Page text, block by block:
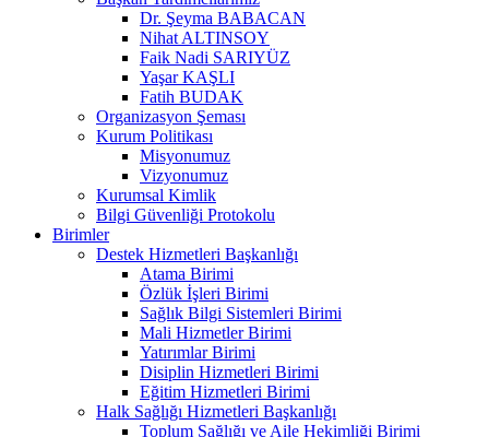
Dr. Şeyma BABACAN
Nihat ALTINSOY
Faik Nadi SARIYÜZ
Yaşar KAŞLI
Fatih BUDAK
Organizasyon Şeması
Kurum Politikası
Misyonumuz
Vizyonumuz
Kurumsal Kimlik
Bilgi Güvenliği Protokolu
Birimler
Destek Hizmetleri Başkanlığı
Atama Birimi
Özlük İşleri Birimi
Sağlık Bilgi Sistemleri Birimi
Mali Hizmetler Birimi
Yatırımlar Birimi
Disiplin Hizmetleri Birimi
Eğitim Hizmetleri Birimi
Halk Sağlığı Hizmetleri Başkanlığı
Toplum Sağlığı ve Aile Hekimliği Birimi